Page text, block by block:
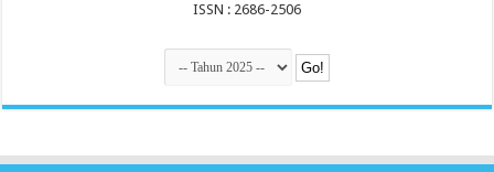
ISSN : 2686-2506